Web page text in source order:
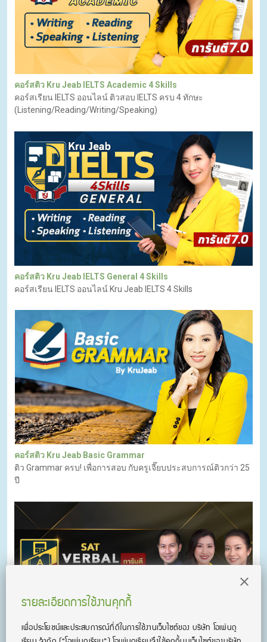
คอร์สติว Kru Jeab IELTS Academic 4 Skills
คอร์สเรียน IELTS ออนไลน์ ติวสอบ IELTS ครบ 4 ทักษะ
(Listening/Reading/Writing/Speaking)
คอร์สติว Kru Jeab IELTS General 4 Skills
คอร์สเรียน IELTS ออนไลน์ Kru Jeab IELTS 4 Skills
คอร์สติว Kru Jeab Basic Grammar
ติว Grammar ครบ! เพื่อการสอบ กับครูเจี๊ยบประสบการณ์ติวกว่า 25
ปี
รายละเอียดการใช้งานคุกกี้
เพื่อประโยชน์และประสบการณ์ที่ดีในการใช้งานเว็บไซต์ของ บริษัท โอเพ่นดู